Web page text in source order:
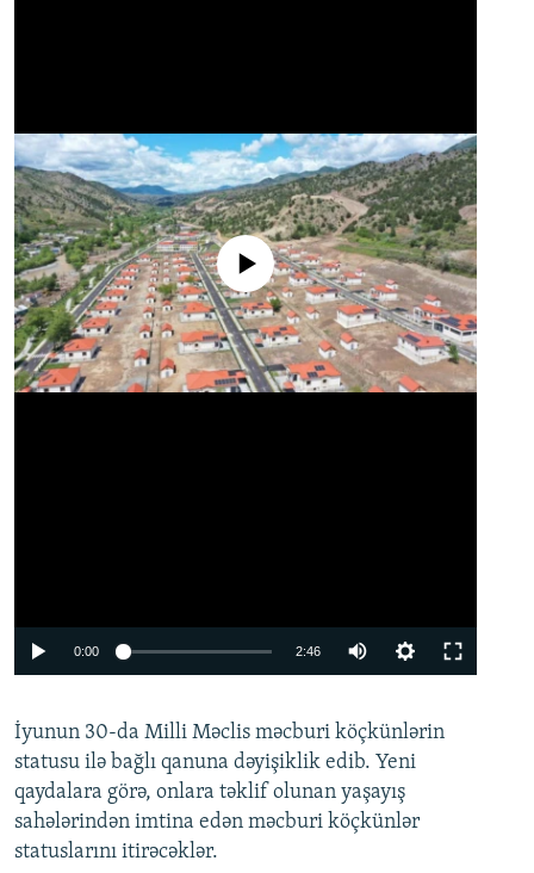
No media source currently available
0:00 2:46
360p
480p
720p
İyunun 30-da Milli Məclis məcburi köçkünlərin
statusu ilə bağlı qanuna dəyişiklik edib. Yeni
qaydalara görə, onlara təklif olunan yaşayış
sahələrindən imtina edən məcburi köçkünlər
statuslarını itirəcəklər.